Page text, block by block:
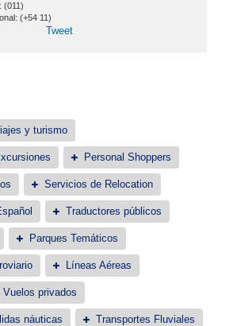
(011)
(+54 11)
Tweet
y turismo
Personal Shoppers
Servicios de Relocation
Traductores públicos
Parques Temáticos
Líneas Aéreas
privados
náuticas Transportes Fluviales